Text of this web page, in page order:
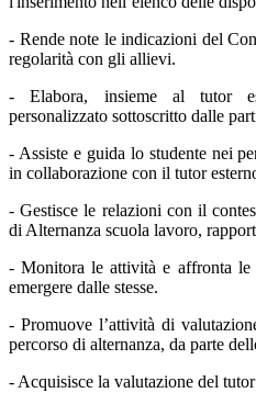
- Rende note le indicazioni del
regolarità con gli allievi.
- Elabora, insieme al tutor
personalizzato sottoscritto dalle
- Assiste e guida lo studente nei
in collaborazione con il tutor
- Gestisce le relazioni con il
di Alternanza scuola lavoro,
- Monitora le attività e affronta le
emergere dalle stesse.
- Promuove l’attività di
percorso di alternanza, da parte
- Acquisisce la valutazione del